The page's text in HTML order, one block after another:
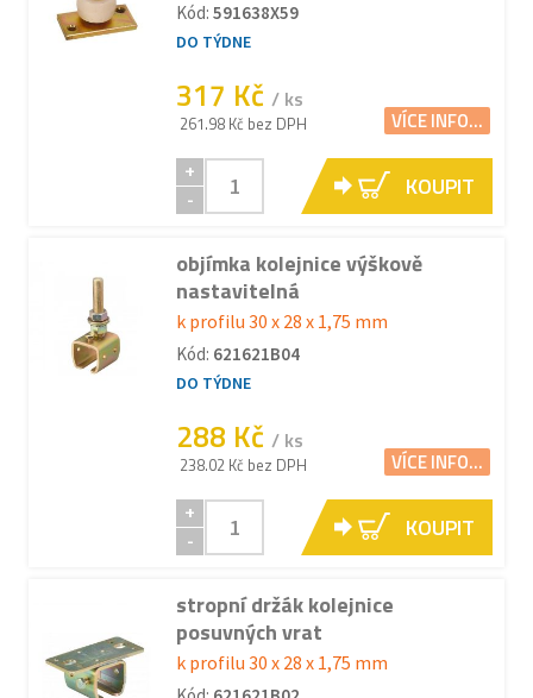
Kód: 591638X59
DO TÝDNE
317 Kč / ks
261.98 Kč bez DPH VÍCE INFO...
+
-
KOUPIT
objímka kolejnice výškově
nastavitelná
k profilu 30 x 28 x 1,75 mm
Kód: 621621B04
DO TÝDNE
288 Kč / ks
238.02 Kč bez DPH VÍCE INFO...
+
-
KOUPIT
stropní držák kolejnice
posuvných vrat
k profilu 30 x 28 x 1,75 mm